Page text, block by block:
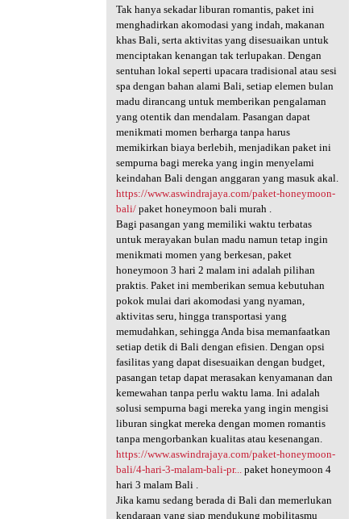
Tak hanya sekadar liburan romantis, paket ini
menghadirkan akomodasi yang indah, makanan
khas Bali, serta aktivitas yang disesuaikan untuk
menciptakan kenangan tak terlupakan. Dengan
sentuhan lokal seperti upacara tradisional atau sesi
spa dengan bahan alami Bali, setiap elemen bulan
madu dirancang untuk memberikan pengalaman
yang otentik dan mendalam. Pasangan dapat
menikmati momen berharga tanpa harus
memikirkan biaya berlebih, menjadikan paket ini
sempurna bagi mereka yang ingin menyelami
keindahan Bali dengan anggaran yang masuk akal.
https://www.aswindrajaya.com/paket-honeymoon-
bali/paket honeymoon bali murah .
Bagi pasangan yang memiliki waktu terbatas
untuk merayakan bulan madu namun tetap ingin
menikmati momen yang berkesan, paket
honeymoon 3 hari 2 malam ini adalah pilihan
praktis. Paket ini memberikan semua kebutuhan
pokok mulai dari akomodasi yang nyaman,
aktivitas seru, hingga transportasi yang
memudahkan, sehingga Anda bisa memanfaatkan
setiap detik di Bali dengan efisien. Dengan opsi
fasilitas yang dapat disesuaikan dengan budget,
pasangan tetap dapat merasakan kenyamanan dan
kemewahan tanpa perlu waktu lama. Ini adalah
solusi sempurna bagi mereka yang ingin mengisi
liburan singkat mereka dengan momen romantis
tanpa mengorbankan kualitas atau kesenangan.
https://www.aswindrajaya.com/paket-honeymoon-
bali/4-hari-3-malam-bali-pr...paket honeymoon 4
hari 3 malam Bali .
Jika kamu sedang berada di Bali dan memerlukan
kendaraan yang siap mendukung mobilitasmu